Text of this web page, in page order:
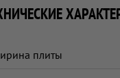
плиты